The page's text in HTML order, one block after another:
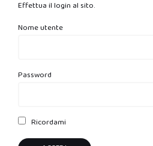
Effettua il login al sito.
Nome utente
Password
Ricordami